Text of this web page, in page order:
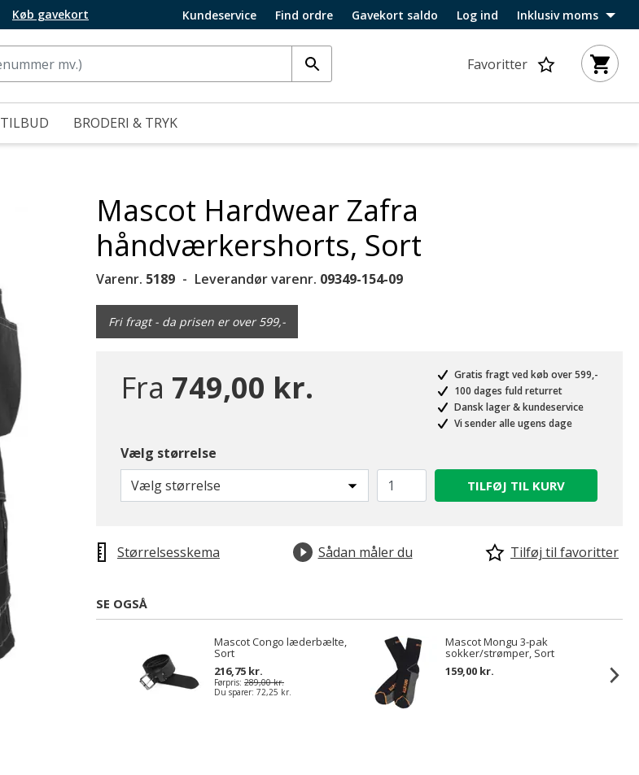
Køb gavekort Kundeservice Find ordre Gavekort saldo Log ind Inklusiv moms
Favoritter
TILBUD BRODERI & TRYK
Mascot Hardwear Zafra
håndværkershorts, Sort
Varenr. 5189 Leverandør varenr. 09349-154-09
Fri fragt - da prisen er over 599,-
Fra 749,00 kr.
Gratis fragt ved køb over 599,-
100 dages fuld returret
Dansk lager & kundeservice
Vi sender alle ugens dage
Vælg størrelse
Vælg størrelse
TILFØJ TIL KURV
Størrelsesskema Sådan måler du Tilføj til favoritter
SE OGSÅ
Mascot Congo læderbælte,
Sort
216,75 kr.
Førpris: 289,00 kr.
Du sparer: 72,25 kr.
Mascot Mongu 3-pak
sokker/strømper, Sort
159,00 kr.